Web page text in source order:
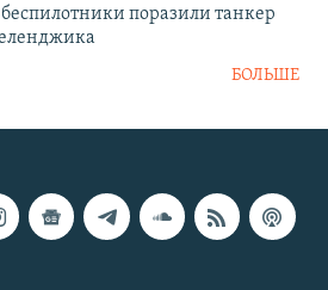
поразили танкер
БОЛЬШЕ